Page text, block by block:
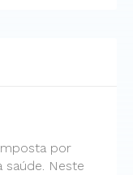
por
saúde. Neste